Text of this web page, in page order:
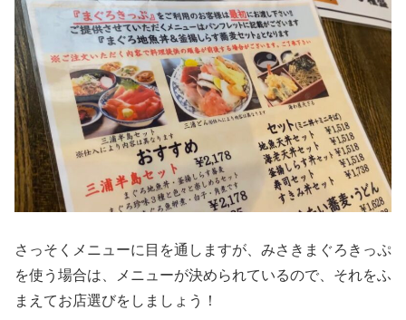
さっそくメニューに目を通しますが、みさきまぐろきっぷ
を使う場合は、メニューが決められているので、それをふ
まえてお店選びをしましょう！